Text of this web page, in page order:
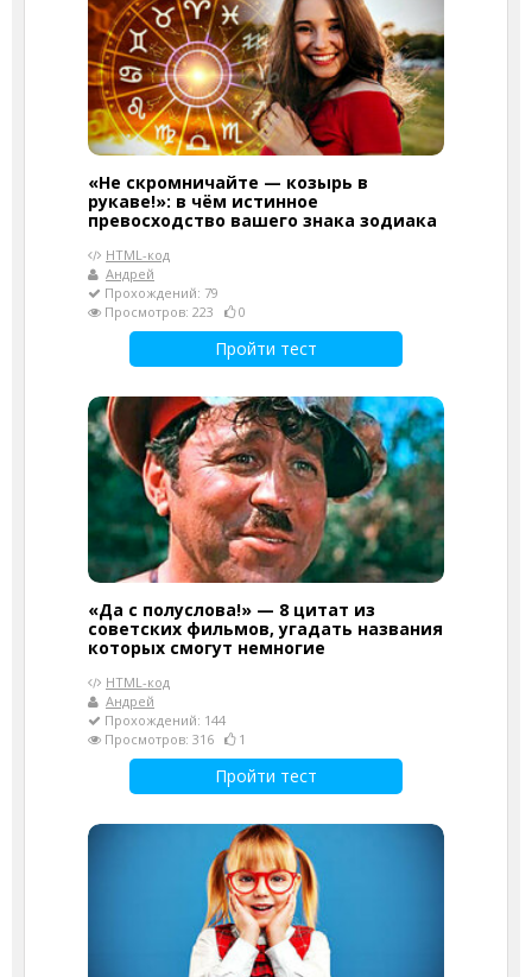
«Не скромничайте — козырь в
рукаве!»: в чём истинное
превосходство вашего знака зодиака
HTML-код
Андрей
Прохождений: 79
Просмотров: 223
0
Пройти тест
«Да с полуслова!» — 8 цитат из
советских фильмов, угадать названия
которых смогут немногие
HTML-код
Андрей
Прохождений: 144
Просмотров: 316
1
Пройти тест